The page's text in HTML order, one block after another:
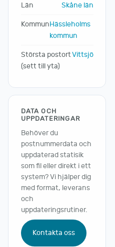
Län Skåne län
KommunHässleholms
kommun
Största postort
(sett till yta)
Vittsjö
DATA OCH
UPPDATERINGAR
Behöver du
postnummerdata och
uppdaterad statisik
som fil eller direkt i ett
system? Vi hjälper dig
med format, leverans
och
uppdateringsrutiner.
Kontakta oss